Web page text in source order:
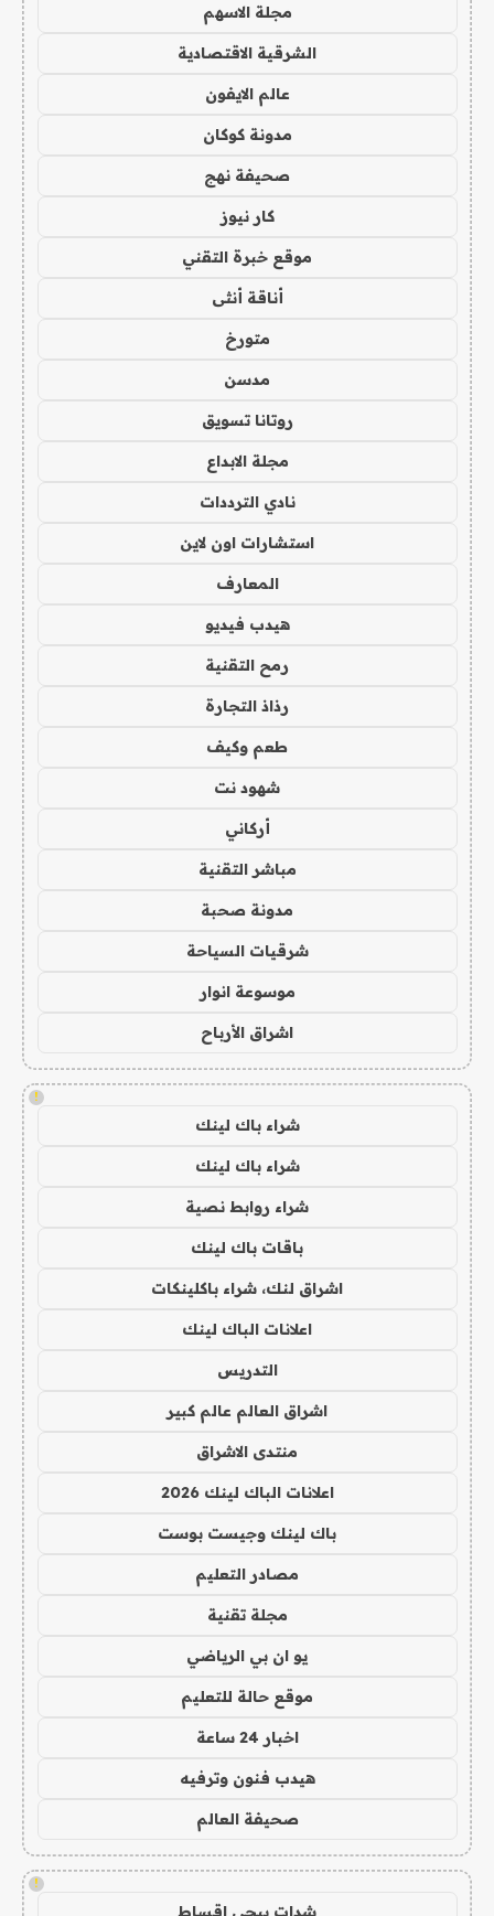
مجلة الاسهم
الشرقية الاقتصادية
عالم الايفون
مدونة كوكان
صحيفة نهج
كار نيوز
موقع خبرة التقني
أناقة أنثى
متورخ
مدسن
روتانا تسويق
مجلة الابداع
نادي الترددات
استشارات اون لاين
المعارف
هيدب فيديو
رمح التقنية
رذاذ التجارة
طعم وكيف
شهود نت
أركاني
مباشر التقنية
مدونة صحبة
شرقيات السياحة
موسوعة انوار
اشراق الأرباح
!
شراء باك لينك
شراء باك لينك
شراء روابط نصية
باقات باك لينك
اشراق لنك، شراء باكلينكات
اعلانات الباك لينك
التدريس
اشراق العالم عالم كبير
منتدى الاشراق
اعلانات الباك لينك 2026
باك لينك وجيست بوست
مصادر التعليم
مجلة تقنية
يو ان بي الرياضي
موقع حالة للتعليم
اخبار 24 ساعة
هيدب فنون وترفيه
صحيفة العالم
!
شدات ببجي اقساط